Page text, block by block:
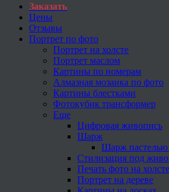
Заказать
Цены
Отзывы
Портрет по фото
Портрет на холсте
Портрет маслом
Картины по номерам
Алмазная мозаика по фото
Картины блестками
Фотокубик трансформер
Еще
Цифровая живопись
Шарж
Шарж пастелью
Стилизация под
Печать фото на
Портрет на дереве